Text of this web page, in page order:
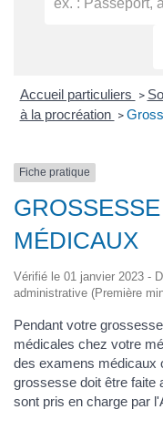
Accueil particuliers >
à la procréation >
Fiche pratique
MÉDICAUX
Vérifié le 01 janvier 2023 -
administrative (Première
Pendant votre
médicales chez votre
des examens médicaux
grossesse doit être faite
sont pris en charge par